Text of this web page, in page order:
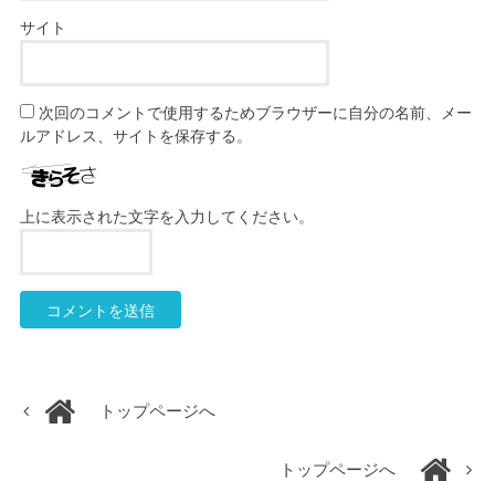
サイト
次回のコメントで使用するためブラウザーに自分の名前、メー
ルアドレス、サイトを保存する。
上に表示された文字を入力してください。
トップページへ
トップページへ